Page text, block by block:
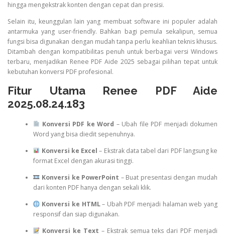
hingga mengekstrak konten dengan cepat dan presisi.
Selain itu, keunggulan lain yang membuat software ini populer adalah
antarmuka yang user-friendly. Bahkan bagi pemula sekalipun, semua
fungsi bisa digunakan dengan mudah tanpa perlu keahlian teknis khusus.
Ditambah dengan kompatibilitas penuh untuk berbagai versi Windows
terbaru, menjadikan Renee PDF Aide 2025 sebagai pilihan tepat untuk
kebutuhan konversi PDF profesional.
Fitur Utama Renee PDF Aide
2025.08.24.183
Konversi PDF ke Word – Ubah file PDF menjadi dokumen
Word yang bisa diedit sepenuhnya.
Konversi ke Excel – Ekstrak data tabel dari PDF langsung ke
format Excel dengan akurasi tinggi.
Konversi ke PowerPoint – Buat presentasi dengan mudah
dari konten PDF hanya dengan sekali klik.
Konversi ke HTML– Ubah PDF menjadi halaman web yang
responsif dan siap digunakan.
Konversi ke Text – Ekstrak semua teks dari PDF menjadi